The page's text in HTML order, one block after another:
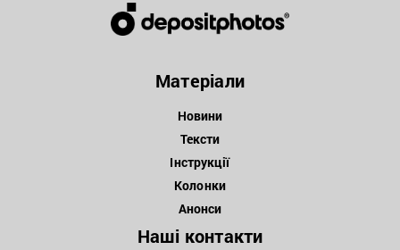
Матеріали
Новини
Тексти
Інструкції
Колонки
Анонси
Наші контакти